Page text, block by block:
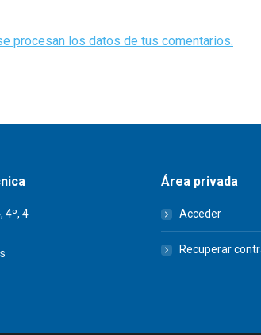
procesan los datos de tus comentarios.
4º, 4
Área privada
Acceder
Recuperar